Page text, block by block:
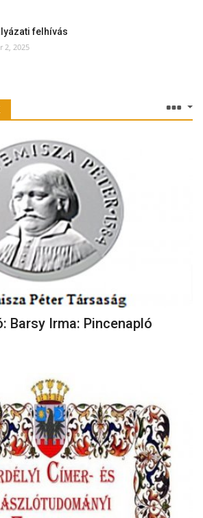
felhívás
2, 2025
Barsy Irma: Pincenapló